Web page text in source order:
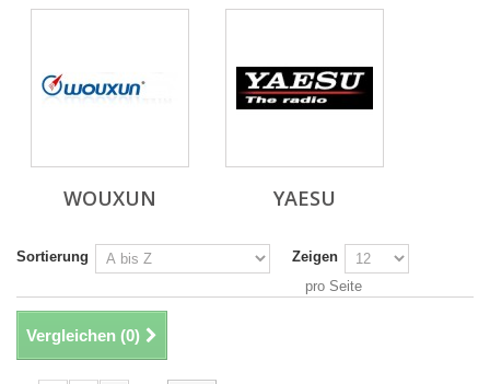
WOUXUN YAESU
Sortierung
Zeigen
pro Seite
Vergleichen (0)